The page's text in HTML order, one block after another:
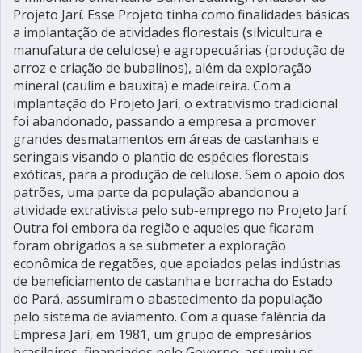
Projeto Jarí. Esse Projeto tinha como finalidades básicas
a implantação de atividades florestais (silvicultura e
manufatura de celulose) e agropecuárias (produção de
arroz e criação de bubalinos), além da exploração
mineral (caulim e bauxita) e madeireira. Com a
implantação do Projeto Jarí, o extrativismo tradicional
foi abandonado, passando a empresa a promover
grandes desmatamentos em áreas de castanhais e
seringais visando o plantio de espécies florestais
exóticas, para a produção de celulose. Sem o apoio dos
patrões, uma parte da população abandonou a
atividade extrativista pelo sub-emprego no Projeto Jarí.
Outra foi embora da região e aqueles que ficaram
foram obrigados a se submeter a exploração
econômica de regatões, que apoiados pelas indústrias
de beneficiamento de castanha e borracha do Estado
do Pará, assumiram o abastecimento da população
pelo sistema de aviamento. Com a quase falência da
Empresa Jarí, em 1981, um grupo de empresários